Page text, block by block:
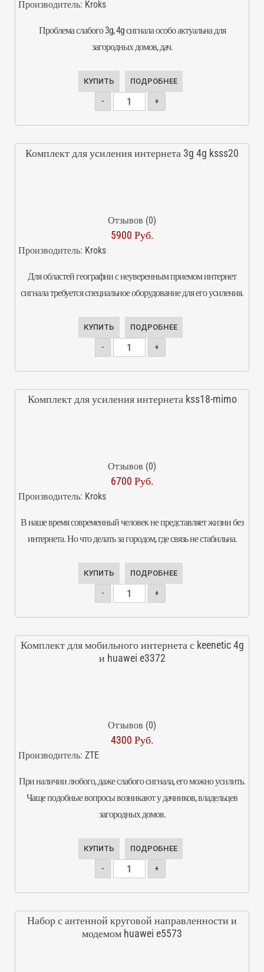
Производитель: Kroks
Проблема слабого 3g, 4g сигнала особо актуальна для
загородных домов, дач.
КУПИТЬ ПОДРОБНЕЕ
- +
Комплект для усиления интернета 3g 4g ksss20
Отзывов (0)
5900 Руб.
Производитель: Kroks
Для областей географии с неуверенным приемом интернет
сигнала требуется специальное оборудование для его усиления.
КУПИТЬ ПОДРОБНЕЕ
- +
Комплект для усиления интернета kss18-mimo
Отзывов (0)
6700 Руб.
Производитель: Kroks
В наше время современный человек не представляет жизни без
интернета. Но что делать за городом, где связь не стабильна.
КУПИТЬ ПОДРОБНЕЕ
- +
Комплект для мобильного интернета с keenetic 4g
и huawei e3372
Отзывов (0)
4300 Руб.
Производитель: ZTE
При наличии любого, даже слабого сигнала, его можно усилить.
Чаще подобные вопросы возникают у дачников, владельцев
загородных домов.
КУПИТЬ ПОДРОБНЕЕ
- +
Набор с антенной круговой направленности и
модемом huawei e5573